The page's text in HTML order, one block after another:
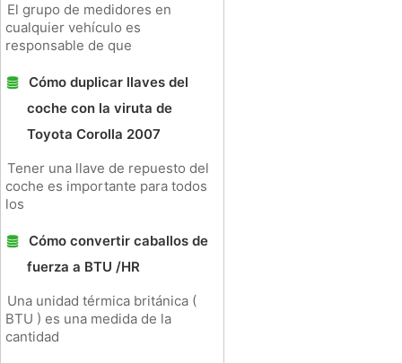
El grupo de medidores en
cualquier vehículo es
responsable de que
Cómo duplicar llaves del
coche con la viruta de
Toyota Corolla 2007
Tener una llave de repuesto del
coche es importante para todos
los
Cómo convertir caballos de
fuerza a BTU /HR
Una unidad térmica británica (
BTU ) es una medida de la
cantidad